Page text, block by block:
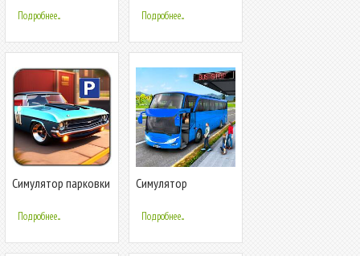
автобуса
Подробнее...
парковки
Подробнее...
Симулятор парковки
Подробнее...
Симулятор
автобуса
Подробнее...